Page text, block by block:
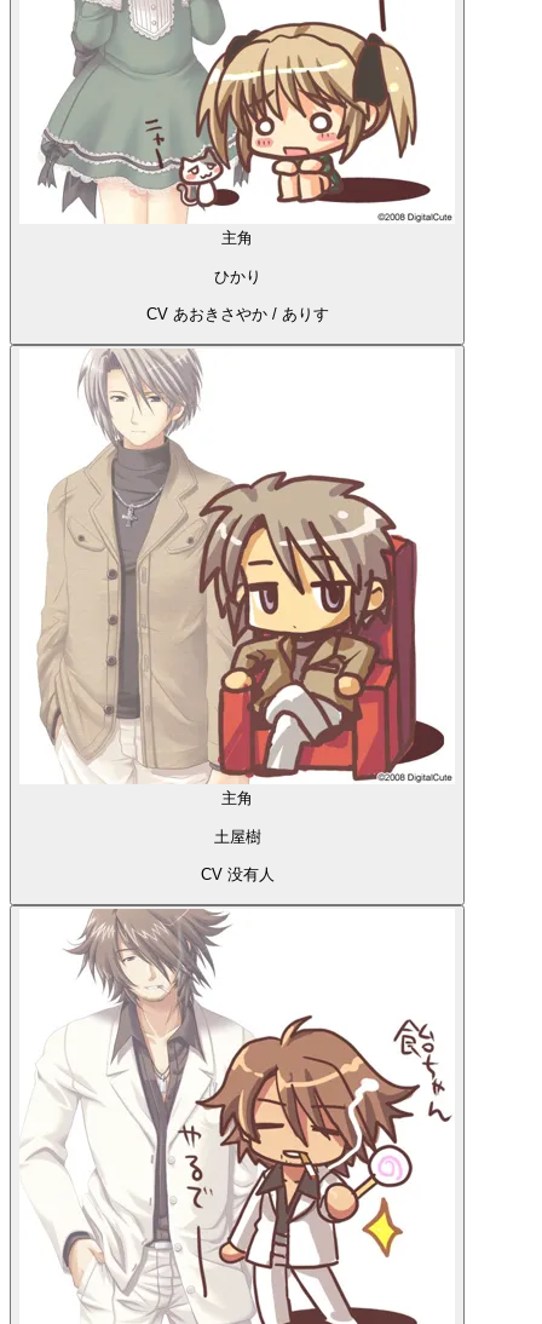
主角
ひかり
CV あおきさやか / ありす
主角
土屋樹
CV 没有人